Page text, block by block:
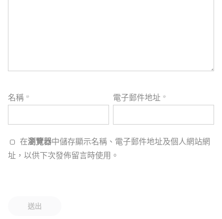
名稱 * 電子郵件地址 *
在瀏覽器中儲存顯示名稱、電子郵件地址及個人網站網
址，以供下次發佈留言時使用。